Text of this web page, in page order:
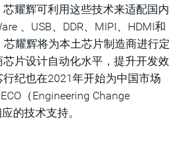
耀辉可利用这些技术来适配国内
、USB、DDR、MIPI、HDMI和
芯耀辉将为本土芯片制造商进行定
片设计自动化水平，提升开发效
纪也在2021年开始为中国市场
（Engineering Change
的技术支持。